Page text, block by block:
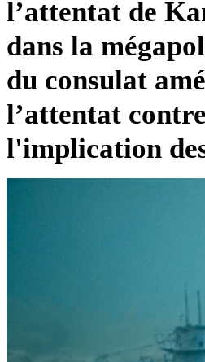
l’attentat de
dans la
du consulat
l’attentat
l'implication